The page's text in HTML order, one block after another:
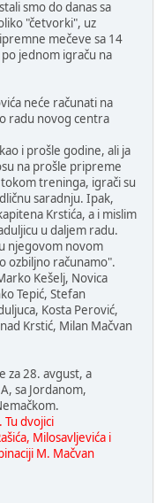
smo do danas sa
"četvorki", uz
mečeve sa 14
jednom igraču na
neće računati na
radu novog centra
i prošle godine, ali ja
na prošle pripreme
treninga, igrači su
saradnju. Ipak,
Krstića, a i mislim
u daljem radu.
njegovom novom
ozbiljno računamo".
Kešelj, Novica
Tepić, Stefan
Kosta Perović,
Krstić, Milan Mačvan
za 28. avgust, a
sa Jordanom,
Tu dvojici
Milosavljevića i
M. Mačvan